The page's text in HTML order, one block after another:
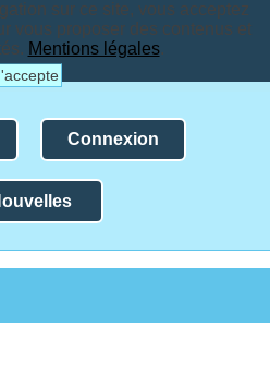
sur ce site, vous acceptez
vous proposer des contenus et
Mentions légales.
Connexion